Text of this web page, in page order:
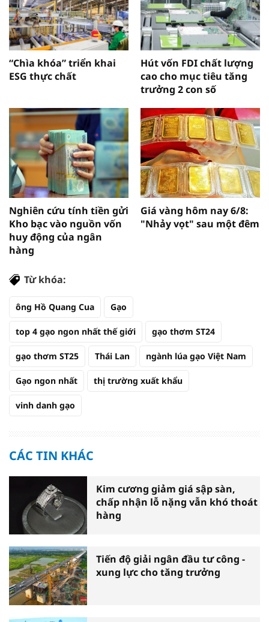
“Chìa khóa” triển khai
ESG thực chất
Hút vốn FDI chất lượng
cao cho mục tiêu tăng
trưởng 2 con số
Nghiên cứu tính tiền gửi
Kho bạc vào nguồn vốn
huy động của ngân
hàng
Giá vàng hôm nay 6/8:
"Nhảy vọt" sau một đêm
Từ khóa:
ông Hồ Quang Cua Gạo
top 4 gạo ngon nhất thế giới gạo thơm ST24
gạo thơm ST25 Thái Lan ngành lúa gạo Việt Nam
Gạo ngon nhất thị trường xuất khẩu
vinh danh gạo
CÁC TIN KHÁC
Kim cương giảm giá sập sàn,
chấp nhận lỗ nặng vẫn khó thoát
hàng
Tiến độ giải ngân đầu tư công -
xung lực cho tăng trưởng